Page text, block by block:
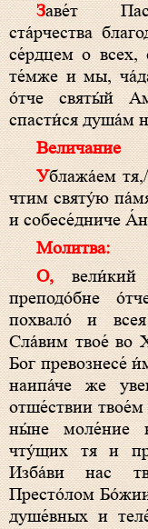
Заве́т Пастыренача́льника испо́лнив/
ста́рчества
се́рдцем о
те́мже и мы,
о́тче святы́й
спасти́ся душа́м
Величание
Ублажа́ем тя,/ преподо́бне о́тче Амвро́сие,/ и
чтим святу́ю
и собесе́дниче
Молитва:
О, вели́кий ста́рче и уго́дниче Бо́жий,
преподо́бне
похвало́ и
Сла́вим твое́ во
Бог превознесе́
наипа́че же
отше́ствии
ны́не моле́ние
чту́щих тя и
Изба́ви нас
Престо́лом
душе́вных и